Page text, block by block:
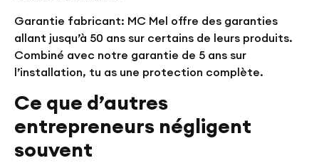
Garantie fabricant: MC Mel offre des garanties
allant jusqu’à 50 ans sur certains de leurs produits.
Combiné avec notre garantie de 5 ans sur
l’installation, tu as une protection complète.
Ce que d’autres
entrepreneurs négligent
souvent